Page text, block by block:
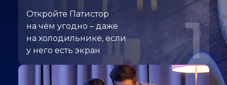
Откройте Патистор
на чём угодно – даже
на холодильнике, если
у него есть экран
1